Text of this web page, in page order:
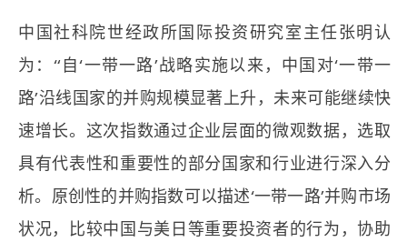
中国社科院世经政所国际投资研究室主任张明认
为：“自‘一带一路’战略实施以来，中国对‘一带一
路’沿线国家的并购规模显著上升，未来可能继续快
速增长。这次指数通过企业层面的微观数据，选取
具有代表性和重要性的部分国家和行业进行深入分
析。原创性的并购指数可以描述‘一带一路’并购市场
状况，比较中国与美日等重要投资者的行为，协助